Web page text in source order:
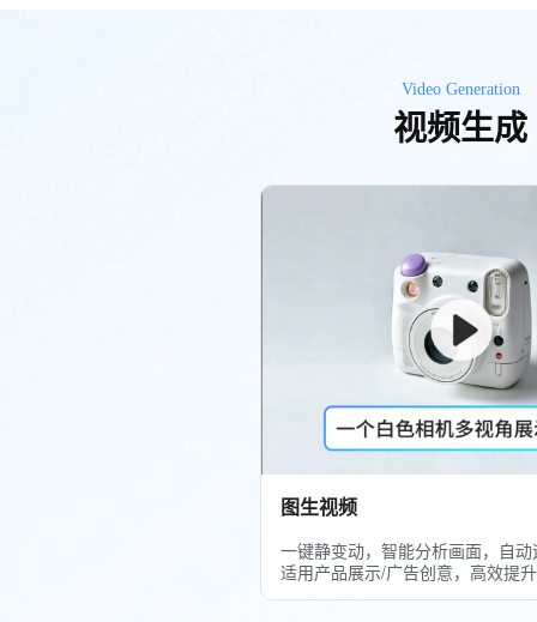
Video Generation
视频生成
图生视频
一键静变动，智能分析画面，自
适用产品展示/广告创意，高效提